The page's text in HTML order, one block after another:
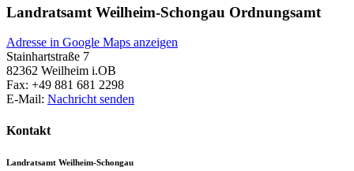
Landratsamt Weilheim-Schongau Ordnungsamt
Adresse in Google Maps anzeigen
Stainhartstraße 7
82362 Weilheim i.OB
Fax: +49 881 681 2298
E-Mail: Nachricht senden
Kontakt
Landratsamt Weilheim-Schongau